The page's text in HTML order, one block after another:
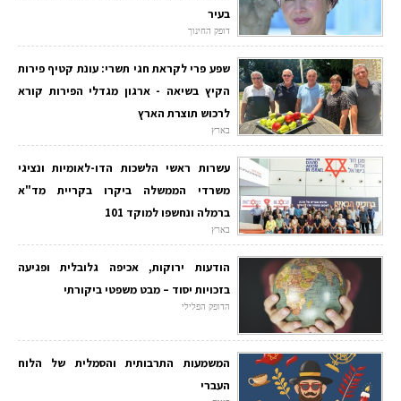
בעיר
דופק החינוך
שפע פרי לקראת חגי תשרי: עונת קטיף פירות
הקיץ בשיאה - ארגון מגדלי הפירות קורא
לרכוש תוצרת הארץ
בארץ
עשרות ראשי הלשכות הדו-לאומיות ונציגי
משרדי הממשלה ביקרו בקריית מד"א
ברמלה ונחשפו למוקד 101
בארץ
הודעות ירוקות, אכיפה גלובלית ופגיעה
בזכויות יסוד – מבט משפטי ביקורתי
הדופק הפלילי
המשמעות התרבותית והסמלית של הלוח
העברי